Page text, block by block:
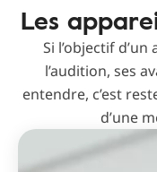
Les
Si l’objectif
l’audition, ses
entendre, c’est
d’une